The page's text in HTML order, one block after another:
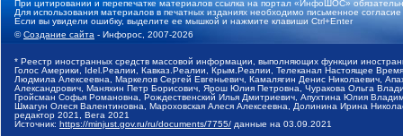
При цитировании и перепечатке материалов ссылка на портал «ИнфоШОС»
Для использования материалов в печатных изданиях необходимо письменное
Если вы увидели ошибку, выделите ее мышкой и нажмите клавиши Ctrl+Enter
©Создание сайта - Инфорос, 2007-2026
* Реестр иностранных средств массовой информации, выполняющих функции
Голос Америки, Idel.Реалии, Кавказ.Реалии, Крым.Реалии, Телеканал Настоящее
Людмила Алексеевна, Маркелов Сергей Евгеньевич, Камалягин Денис Николаевич,
Александрович, Маняхин Петр Борисович, Ярош Юлия Петровна, Чуракова Ольга
Гройсман Софья Романовна, Рождественский Илья Дмитриевич, Апухтина Юлия
Шмагун Олеся Валентиновна, Мароховская Алеся Алексеевна, Долинина Ирина
редактор 2021, Вега 2021
Источник: https://minjust.gov.ru/ru/documents/7755/ данные на 03.09.2021